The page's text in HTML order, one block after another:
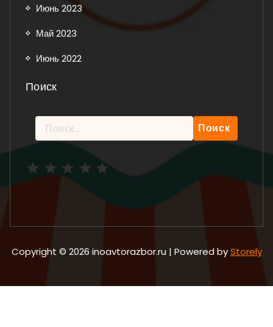
Июнь 2023
Май 2023
Июнь 2022
Поиск
Найти:
Copyright © 2026 inoavtorazbor.ru | Powered byStorely